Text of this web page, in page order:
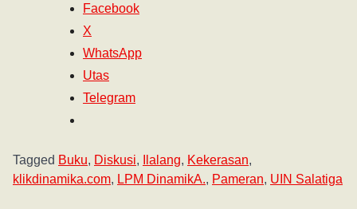
Facebook
X
WhatsApp
Utas
Telegram
Tagged Buku, Diskusi, Ilalang, Kekerasan,
klikdinamika.com, LPM DinamikA., Pameran, UIN Salatiga